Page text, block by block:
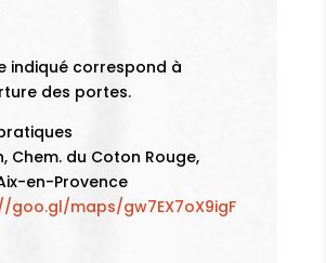
indiqué correspond à
des portes.
Chem. du Coton Rouge,
en-Provence
goo.gl/maps/gw7EX7oX9igF